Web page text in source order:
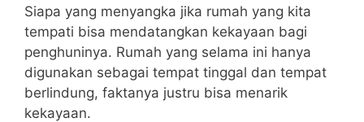
Siapa yang menyangka jika rumah yang kita
tempati bisa mendatangkan kekayaan bagi
penghuninya. Rumah yang selama ini hanya
digunakan sebagai tempat tinggal dan tempat
berlindung, faktanya justru bisa menarik
kekayaan.